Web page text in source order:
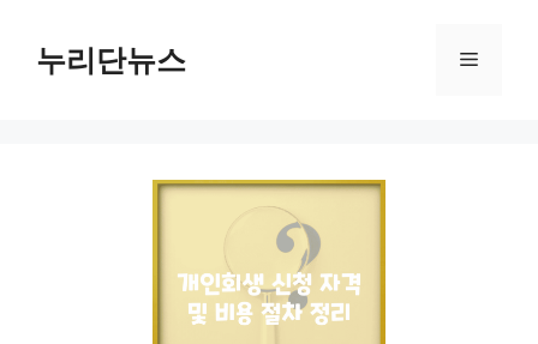
누리단뉴스 메